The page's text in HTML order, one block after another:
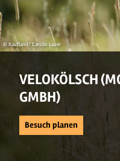
© Kaufland/ Carolin Lauer
VELOKÖLSCH
GMBH)
Besuch planen